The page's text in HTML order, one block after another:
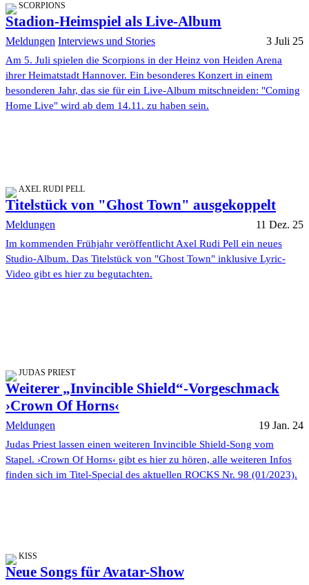
SCORPIONS
Stadion-Heimspiel als Live-Album
Meldungen Interviews und Stories 3 Juli 25
Am 5. Juli spielen die Scorpions in der Heinz von Heiden Arena
ihrer Heimatstadt Hannover. Ein besonderes Konzert in einem
besonderen Jahr, das sie für ein Live-Album mitschneiden: "Coming
Home Live" wird ab dem 14.11. zu haben sein.
AXEL RUDI PELL
Titelstück von "Ghost Town" ausgekoppelt
Meldungen 11 Dez. 25
Im kommenden Frühjahr veröffentlicht Axel Rudi Pell ein neues
Studio-Album. Das Titelstück von "Ghost Town" inklusive Lyric-
Video gibt es hier zu begutachten.
JUDAS PRIEST
Weiterer „Invincible Shield“-Vorgeschmack
›Crown Of Horns‹
Meldungen 19 Jan. 24
Judas Priest lassen einen weiteren Invincible Shield-Song vom
Stapel. ›Crown Of Horns‹ gibt es hier zu hören, alle weiteren Infos
finden sich im Titel-Special des aktuellen ROCKS Nr. 98 (01/2023).
KISS
Neue Songs für Avatar-Show